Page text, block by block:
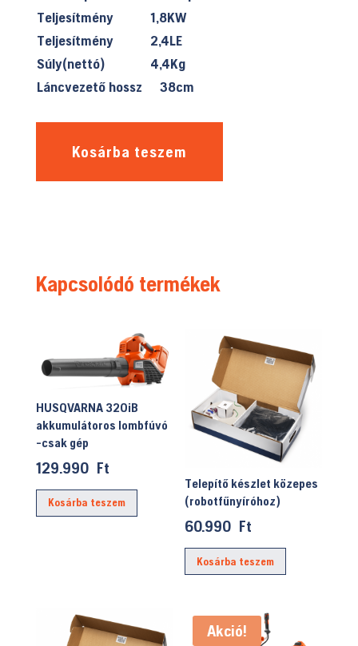
Teljesítmény
1,8KW
Teljesítmény
2,4LE
Súly(nettó)
4,4Kg
Láncvezető hossz
38cm
Kosárba teszem
Kapcsolódó termékek
HUSQVARNA 320iB
akkumulátoros lombfúvó
-csak gép
129.990 Ft
Kosárba teszem
Telepítő készlet közepes
(robotfűnyíróhoz)
60.990 Ft
Kosárba teszem
Akció!